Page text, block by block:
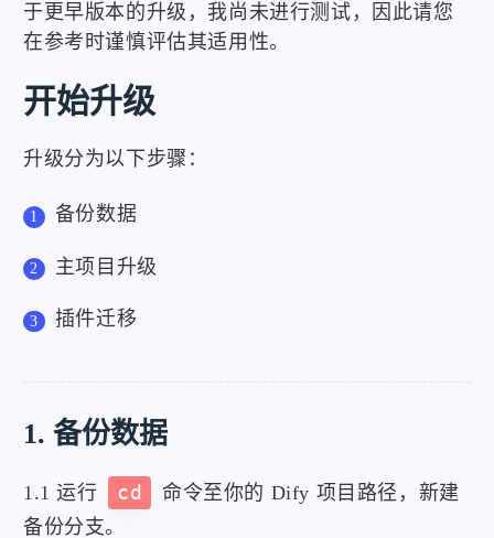
于更早版本的升级，我尚未进行测试，因此请您
在参考时谨慎评估其适用性。
开始升级
升级分为以下步骤：
备份数据
主项目升级
插件迁移
1. 备份数据
1.1 运行 cd
命令至你的 Dify 项目路径，新建
备份分支。